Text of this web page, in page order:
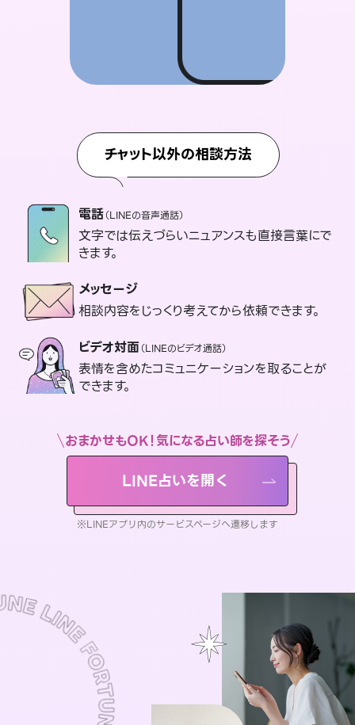
チャット以外の相談方法
電話（LINEの音声通話）
文字では伝えづらいニュアンスも直接言葉にで
きます。
メッセージ
相談内容をじっくり考えてから依頼できます。
ビデオ対面（LINEのビデオ通話）
表情を含めたコミュニケーションを取ることが
できます。
おまかせもOK！気になる占い師を探そう
LINE占いを開く
※LINEアプリ内のサービスページへ遷移します